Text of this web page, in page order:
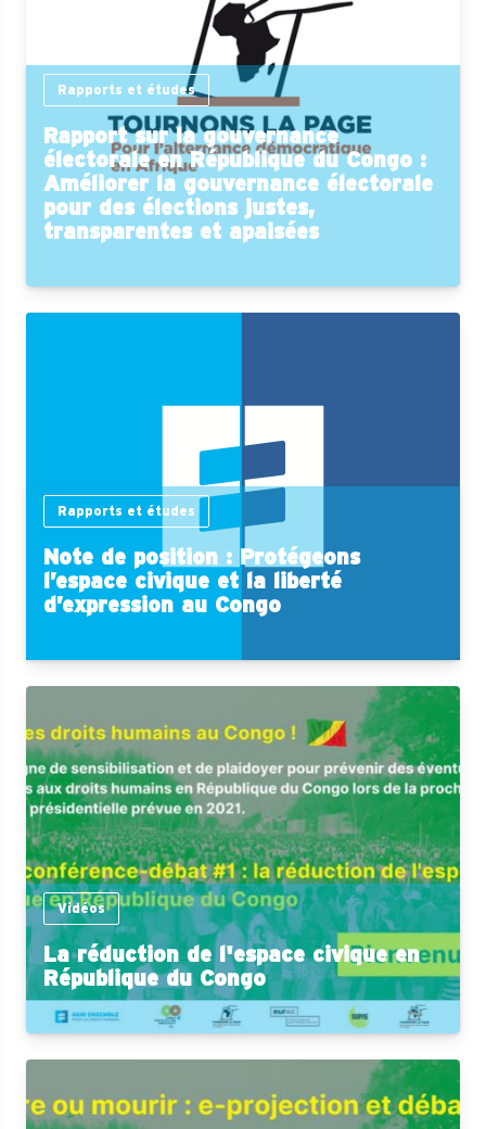
Rapports et études
Rapport sur la gouvernance
électorale en République du Congo :
Améliorer la gouvernance électorale
pour des élections justes,
transparentes et apaisées
Rapports et études
Note de position : Protégeons
l’espace civique et la liberté
d’expression au Congo
Vidéos
La réduction de l'espace civique en
République du Congo